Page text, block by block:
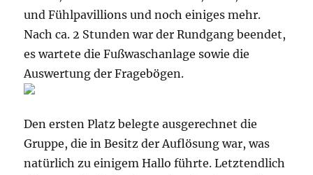
und Fühlpavillions und noch einiges mehr.
Nach ca. 2 Stunden war der Rundgang beendet,
es wartete die Fußwaschanlage sowie die
Auswertung der Fragebögen.
Den ersten Platz belegte ausgerechnet die
Gruppe, die in Besitz der Auflösung war, was
natürlich zu einigem Hallo führte. Letztendlich